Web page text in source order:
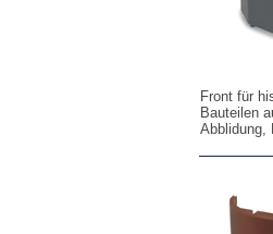
Front für
Bauteilen
Abblidung,